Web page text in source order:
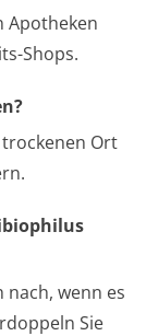
Apotheken
Shops.
trockenen Ort
nach, wenn es
Sie